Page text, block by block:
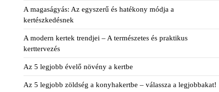
A magaságyás: Az egyszerű és hatékony módja a
kertészkedésnek
A modern kertek trendjei – A természetes és praktikus
kerttervezés
Az 5 legjobb évelő növény a kertbe
Az 5 legjobb zöldség a konyhakertbe – válassza a legjobbakat!